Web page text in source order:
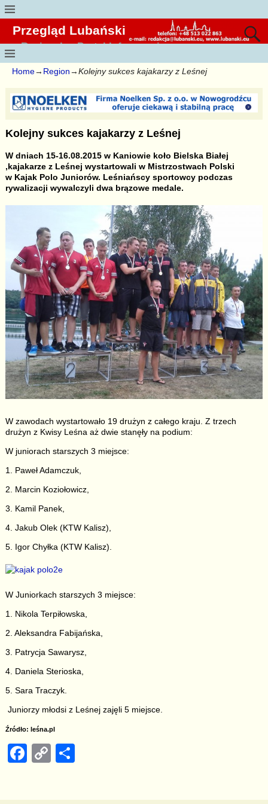
Przegląd Lubański
Regionalny Portal Informacyjny
Home→ Region→Kolejny sukces kajakarzy z Leśnej
Kolejny sukces kajakarzy z Leśnej
W dniach 15-16.08.2015 w Kaniowie koło Bielska Białej
,kajakarze z Leśnej wystartowali w Mistrzostwach Polski
w Kajak Polo Juniorów. Leśniańscy sportowcy podczas
rywalizacji wywalczyli dwa brązowe medale.
W zawodach wystartowało 19 drużyn z całego kraju. Z trzech
drużyn z Kwisy Leśna aż dwie stanęły na podium:
W juniorach starszych 3 miejsce:
1. Paweł Adamczuk,
2. Marcin Koziołowicz,
3. Kamil Panek,
4. Jakub Olek (KTW Kalisz),
5. Igor Chyłka (KTW Kalisz).
W Juniorkach starszych 3 miejsce:
1. Nikola Terpiłowska,
2. Aleksandra Fabijańska,
3. Patrycja Sawarysz,
4. Daniela Sterioska,
5. Sara Traczyk.
Juniorzy młodsi z Leśnej zajęli 5 miejsce.
Źródło: leśna.pl
F
C